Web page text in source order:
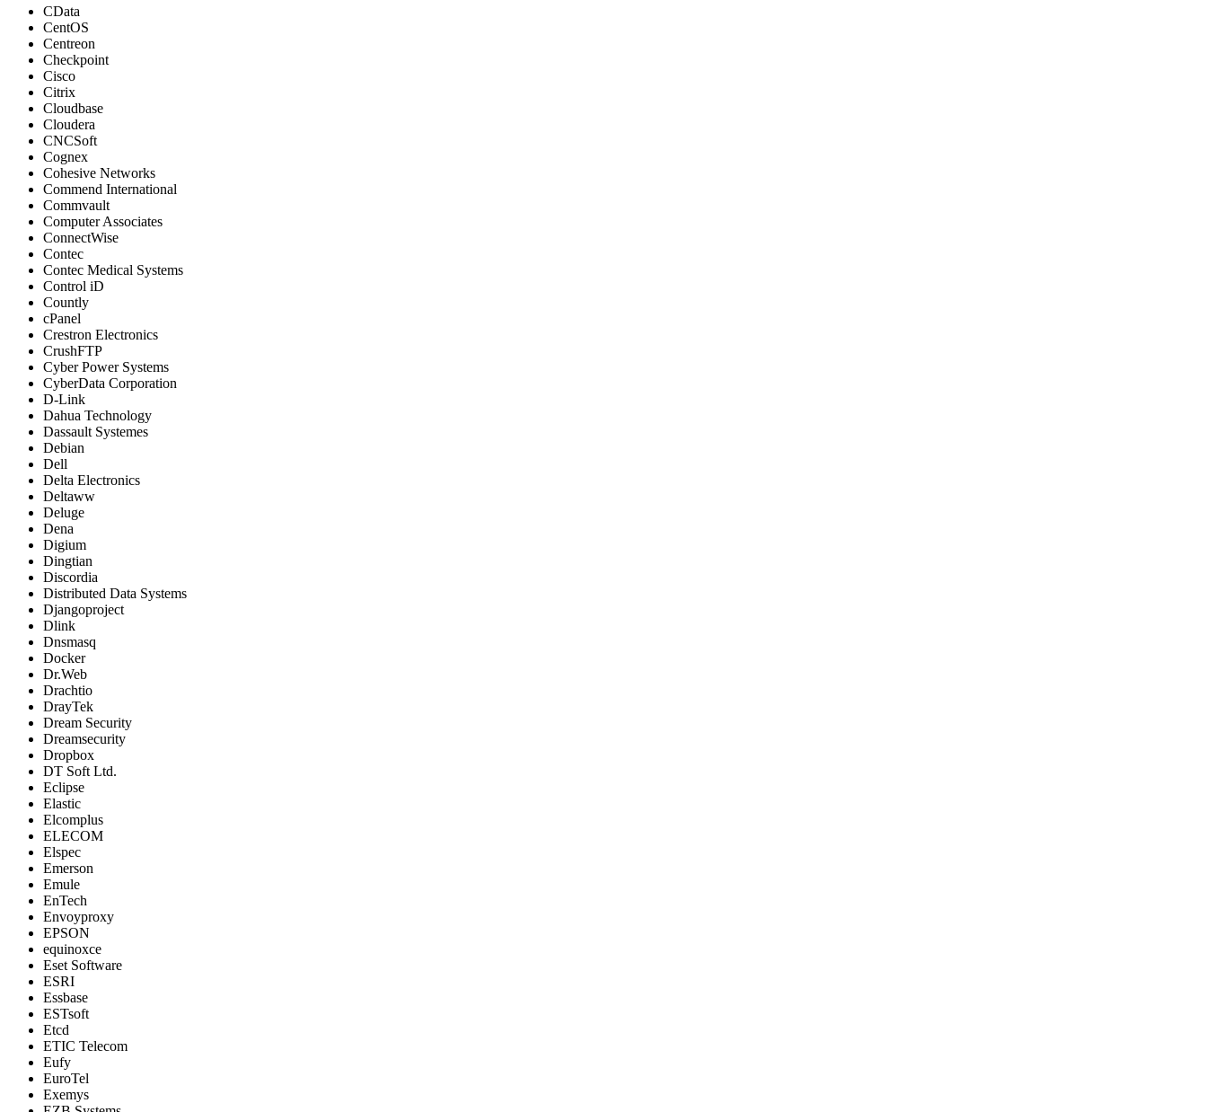
CData
CentOS
Centreon
Checkpoint
Cisco
Citrix
Cloudbase
Cloudera
CNCSoft
Cognex
Cohesive Networks
Commend International
Commvault
Computer Associates
ConnectWise
Contec
Contec Medical Systems
Control iD
Countly
cPanel
Crestron Electronics
CrushFTP
Cyber Power Systems
CyberData Corporation
D-Link
Dahua Technology
Dassault Systemes
Debian
Dell
Delta Electronics
Deltaww
Deluge
Dena
Digium
Dingtian
Discordia
Distributed Data Systems
Djangoproject
Dlink
Dnsmasq
Docker
Dr.Web
Drachtio
DrayTek
Dream Security
Dreamsecurity
Dropbox
DT Soft Ltd.
Eclipse
Elastic
Elcomplus
ELECOM
Elspec
Emerson
Emule
EnTech
Envoyproxy
EPSON
equinoxce
Eset Software
ESRI
Essbase
ESTsoft
Etcd
ETIC Telecom
Eufy
EuroTel
Exemys